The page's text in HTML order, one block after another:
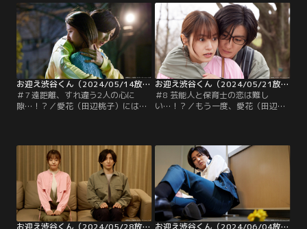
ズ。しかし、保護者と特別な関係に
なれば、信用は地に落ち仕事を失う
可能性が高い。渋谷くんのまっすぐ
な気持ちをうれしいと思いながら
も、愛花はプロポーズを断る。
（宮近海斗）の存在が気になり、2
人の親密さに得体の知れないモヤモ
ヤを感じる。響子（長谷川京子）と
神田は、なぜ大崎が愛花の前に現れ
たのか疑問を抱き…。
お迎え渋谷くん（2024/05/14放送分）第07話
＃7 遠距離、すれ違う2人の心に
隙…！？／愛花（田辺桃子）には、
を決意。一方で、俳優としてのチャ
ンスをつかむべく、しばらく京都に
滞在することに。神田（内藤秀一
郎）から、そのことを教えられた愛
花は渋谷くんへの思いに気づき後を
追うが、間に合わない。
お迎え渋谷くん（2024/05/21放送分）第08話
＃8 芸能人と保育士の恋は難し
い…！？／もう一度、愛花（田辺桃
井詩織）と親しげにしている写真が
SNSで拡散されてしまう。響子（長
谷川京子）の言葉で、愛花に誤解を
与えてしまったことに初めて気付い
た渋谷くんは、ショックのあまりそ
の場に崩れ落ちる。